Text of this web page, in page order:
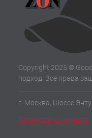
Copyright 2025 ©
подход. Все права
г. Москва, Шоссе
Посмотреть на карте